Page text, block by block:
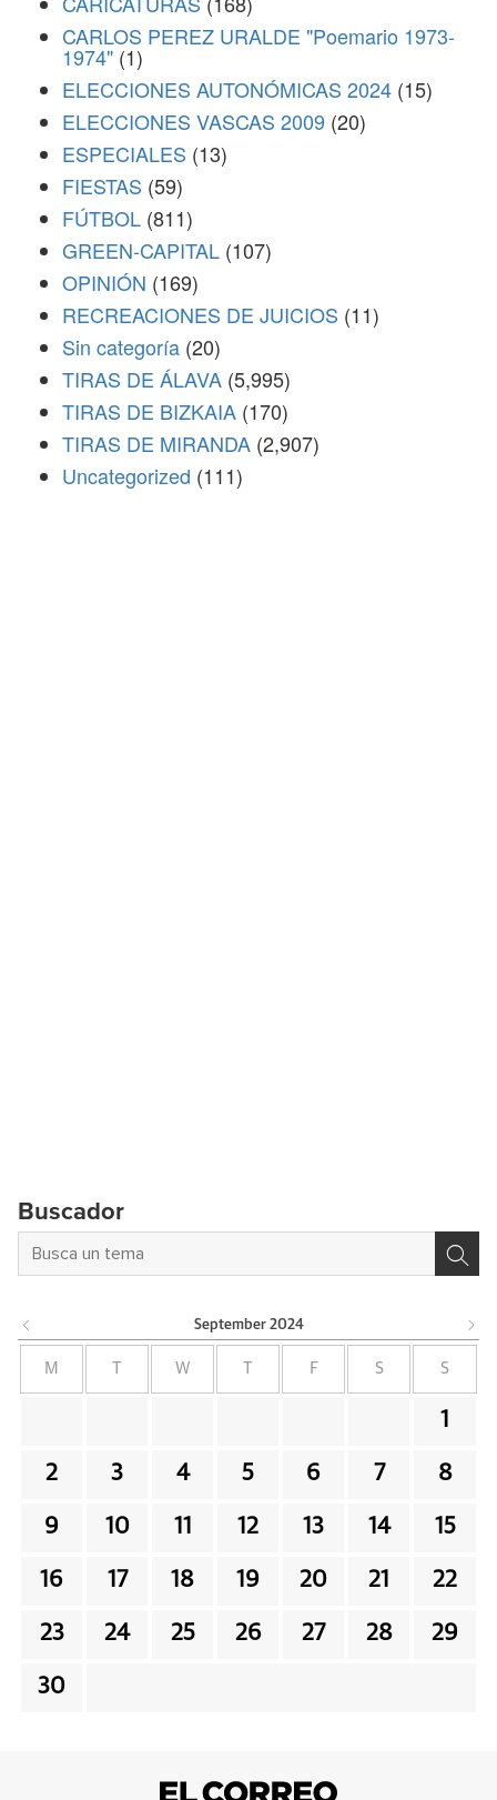
CARLOS PEREZ URALDE "Poemario 1973-
1974" (1)
ELECCIONES AUTONÓMICAS 2024 (15)
ELECCIONES VASCAS 2009 (20)
ESPECIALES (13)
FIESTAS (59)
FÚTBOL (811)
GREEN-CAPITAL (107)
OPINIÓN (169)
RECREACIONES DE JUICIOS (11)
Sin categoría (20)
TIRAS DE ÁLAVA (5,995)
TIRAS DE BIZKAIA (170)
TIRAS DE MIRANDA (2,907)
Uncategorized (111)
Buscador
September 2024
M W F S S
1
2 3 4 5 6 7 8
9 10 11 12 13 14 15
16 17 18 19 20 21 22
23 24 25 26 27 28 29
30